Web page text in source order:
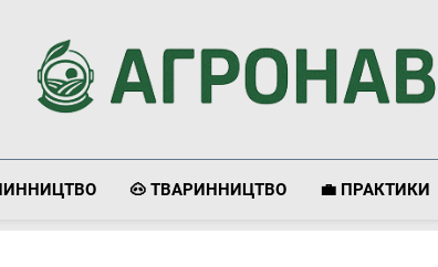
Агронавт
🐽 ТВАРИННИЦТВО 💼 ПРАКТИКИ